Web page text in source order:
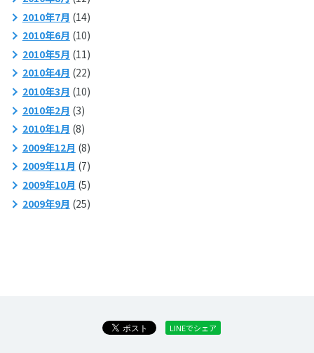
2010年7月 (14)
2010年6月 (10)
2010年5月 (11)
2010年4月 (22)
2010年3月 (10)
2010年2月 (3)
2010年1月 (8)
2009年12月 (8)
2009年11月 (7)
2009年10月 (5)
2009年9月 (25)
LINEでシェア